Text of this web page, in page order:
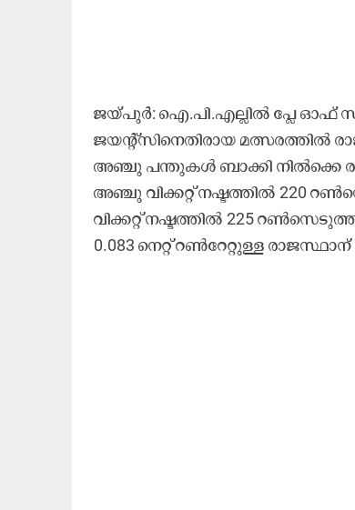
ജയ്പുർ: ഐ.പി.എല്ലിൽ പ്ലേ ഓഫ്
ജയന്‍റ്സിനെതിരായ മത്സരത്തിൽ
അഞ്ചു പന്തുകൾ ബാക്കി നിൽക്കെ
അഞ്ചു വിക്കറ്റ് നഷ്ടത്തിൽ 220
വിക്കറ്റ് നഷ്ടത്തിൽ 225
0.083 നെറ്റ് റൺറേറ്റുള്ള